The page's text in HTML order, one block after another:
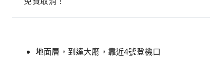
地面層，到達大廳，靠近4號登機口